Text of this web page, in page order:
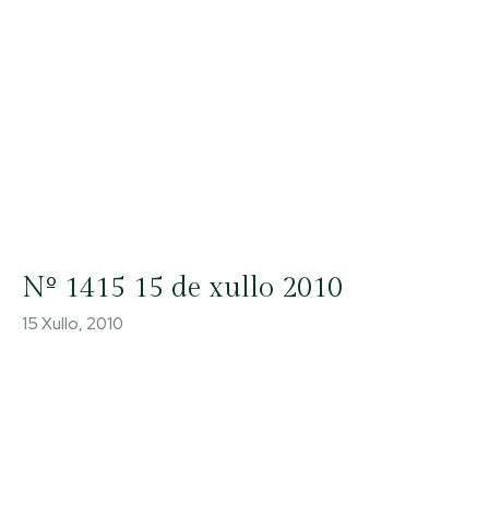
Nº 1415 15 de xullo 2010
15 Xullo, 2010